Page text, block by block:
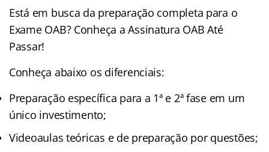
Está em busca da preparação completa para o
Exame OAB? Conheça a Assinatura OAB Até
Passar!
Conheça abaixo os diferenciais:
Preparação específica para a 1ª e 2ª fase em um
único investimento;
Videoaulas teóricas e de preparação por questões;